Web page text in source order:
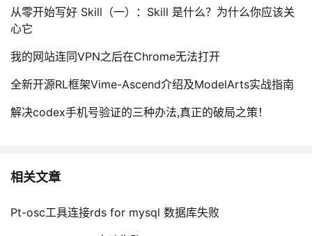
从零开始写好 Skill（一）：Skill 是什么？为什么你应该关
心它
我的网站连同VPN之后在Chrome无法打开
全新开源RL框架Vime-Ascend介绍及ModelArts实战指南
解决codex手机号验证的三种办法,真正的破局之策！
相关文章
Pt-osc工具连接rds for mysql 数据库失败